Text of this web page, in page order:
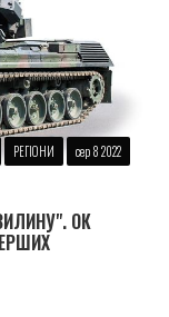
РЕГІОНИ сер 8 2022
ОК